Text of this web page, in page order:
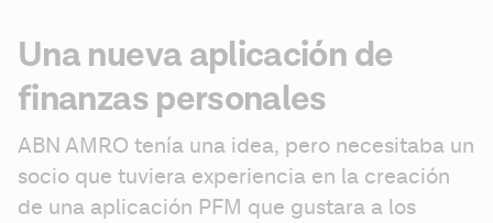
Una nueva aplicación de
finanzas personales
ABN AMRO tenía una idea, pero necesitaba un
socio que tuviera experiencia en la creación
de una aplicación PFM que gustara a los